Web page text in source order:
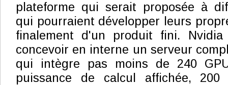
plateforme qui serait proposée à
qui pourraient développer leurs
finalement d'un produit fini.
concevoir en interne un serveur
qui intègre pas moins de 240
puissance de calcul affichée,